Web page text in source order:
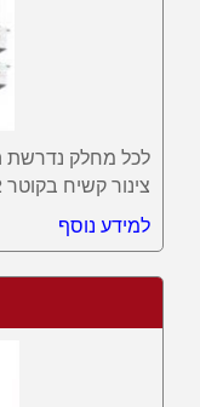
צינור קשיח בקוטר 32 מ\"מ
למידע נוסף